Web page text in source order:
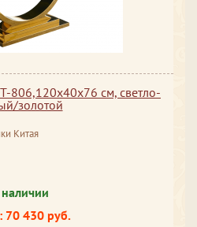
806,120х40х76 см, светло-
золотой
Китая
наличии
70 430 руб.